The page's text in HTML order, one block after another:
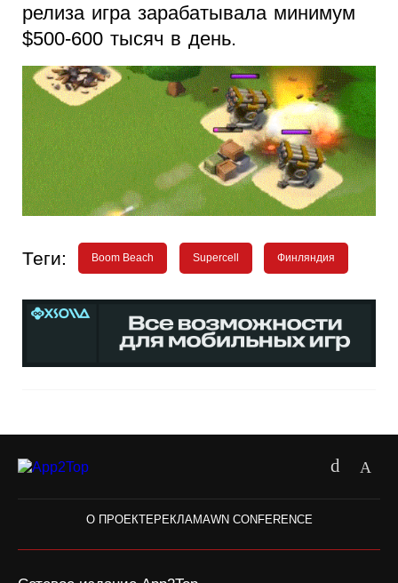
релиза игра зарабатывала минимум
$500-600 тысяч в день.
Теги: Boom Beach Supercell Финляндия
О ПРОЕКТЕ РЕКЛАМАWN CONFERENCE